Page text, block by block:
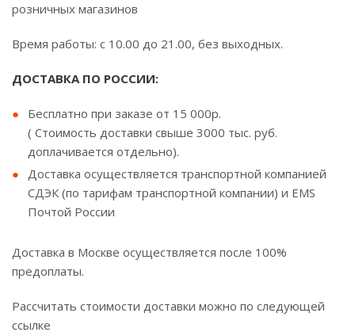
розничных магазинов
Время работы: с 10.00 до 21.00, без выходных.
ДОСТАВКА ПО РОССИИ:
Бесплатно при заказе от 15 000р.
( Стоимость доставки свыше 3000 тыс. руб.
доплачивается отдельно).
Доставка осуществляется транспортной компанией
СДЭК (по тарифам транспортной компании) и EMS
Почтой России
Доставка в Москве осуществляется после 100%
предоплаты.
Рассчитать стоимости доставки можно по следующей
ссылке